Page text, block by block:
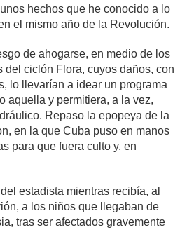
hechos que he conocido a lo
el mismo año de la Revolución.
de ahogarse, en medio de los
del ciclón Flora, cuyos daños, con
lo llevarían a idear un programa
aquella y permitiera, a la vez,
Repaso la epopeya de la
en la que Cuba puso en manos
para que fuera culto y, en
estadista mientras recibía, al
a los niños que llegaban de
tras ser afectados gravemente